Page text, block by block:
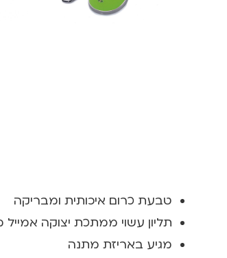
טבעת כרום איכותית ומבריקה
תליון עשוי ממתכת יצוקה
מגיע באריזת מתנה